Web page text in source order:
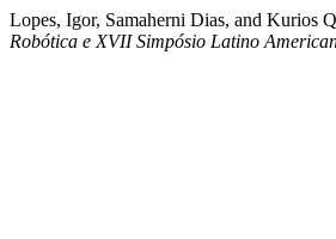
Lopes, Igor, Samaherni Dias, and
Robótica e XVII Simpósio Latino